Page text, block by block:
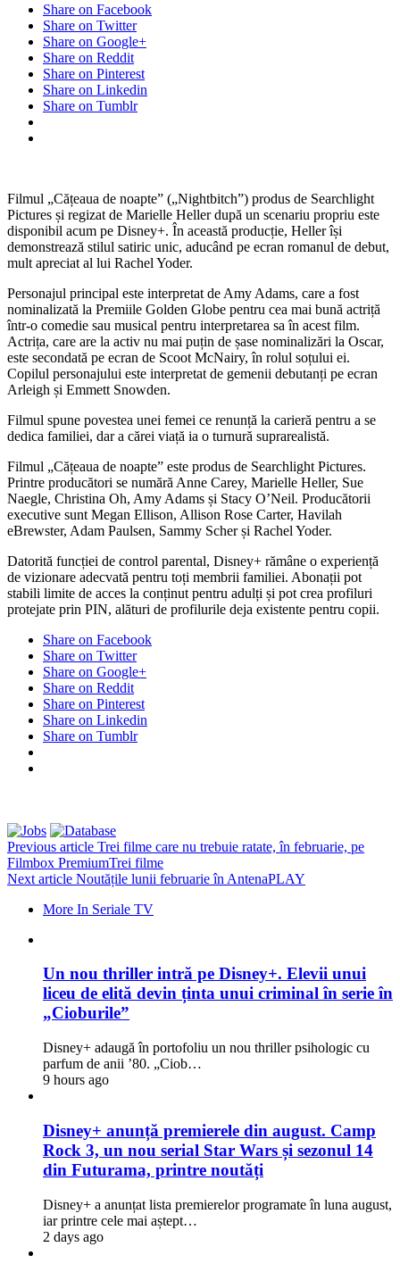
Share on Facebook
Share on Twitter
Share on Google+
Share on Reddit
Share on Pinterest
Share on Linkedin
Share on Tumblr
Filmul „Cățeaua de noapte” („Nightbitch”) produs de Searchlight
Pictures și regizat de Marielle Heller după un scenariu propriu este
disponibil acum pe Disney+. În această producție, Heller își
demonstrează stilul satiric unic, aducând pe ecran romanul de debut,
mult apreciat al lui Rachel Yoder.
Personajul principal este interpretat de Amy Adams, care a fost
nominalizată la Premiile Golden Globe pentru cea mai bună actriță
într-o comedie sau musical pentru interpretarea sa în acest film.
Actrița, care are la activ nu mai puțin de șase nominalizări la Oscar,
este secondată pe ecran de Scoot McNairy, în rolul soțului ei.
Copilul personajului este interpretat de gemenii debutanți pe ecran
Arleigh și Emmett Snowden.
Filmul spune povestea unei femei ce renunță la carieră pentru a se
dedica familiei, dar a cărei viață ia o turnură suprarealistă.
Filmul „Cățeaua de noapte” este produs de Searchlight Pictures.
Printre producători se numără Anne Carey, Marielle Heller, Sue
Naegle, Christina Oh, Amy Adams și Stacy O’Neil. Producătorii
executive sunt Megan Ellison, Allison Rose Carter, Havilah
eBrewster, Adam Paulsen, Sammy Scher și Rachel Yoder.
Datorită funcției de control parental, Disney+ rămâne o experiență
de vizionare adecvată pentru toți membrii familiei. Abonații pot
stabili limite de acces la conținut pentru adulți și pot crea profiluri
protejate prin PIN, alături de profilurile deja existente pentru copii.
Share on Facebook
Share on Twitter
Share on Google+
Share on Reddit
Share on Pinterest
Share on Linkedin
Share on Tumblr
Previous article Trei filme care nu trebuie ratate, în februarie, pe
Filmbox PremiumTrei filme
Next article Noutățile lunii februarie în AntenaPLAY
More In Seriale TV
Un nou thriller intră pe Disney+. Elevii unui
liceu de elită devin ținta unui criminal în serie în
„Cioburile”
Disney+ adaugă în portofoliu un nou thriller psihologic cu
parfum de anii ’80. „Ciob…
9 hours ago
Disney+ anunță premierele din august. Camp
Rock 3, un nou serial Star Wars și sezonul 14
din Futurama, printre noutăți
Disney+ a anunțat lista premierelor programate în luna august,
iar printre cele mai aștept…
2 days ago